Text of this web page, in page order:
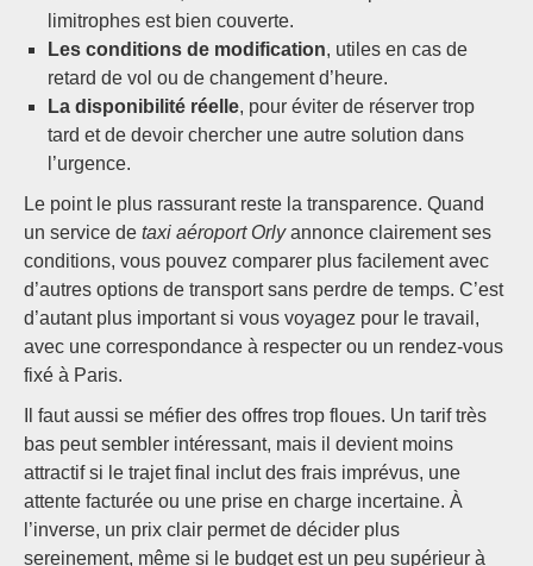
limitrophes est bien couverte.
Les conditions de modification, utiles en cas de
retard de vol ou de changement d’heure.
La disponibilité réelle, pour éviter de réserver trop
tard et de devoir chercher une autre solution dans
l’urgence.
Le point le plus rassurant reste la transparence. Quand
un service de taxi aéroport Orlyannonce clairement ses
conditions, vous pouvez comparer plus facilement avec
d’autres options de transport sans perdre de temps. C’est
d’autant plus important si vous voyagez pour le travail,
avec une correspondance à respecter ou un rendez-vous
fixé à Paris.
Il faut aussi se méfier des offres trop floues. Un tarif très
bas peut sembler intéressant, mais il devient moins
attractif si le trajet final inclut des frais imprévus, une
attente facturée ou une prise en charge incertaine. À
l’inverse, un prix clair permet de décider plus
sereinement, même si le budget est un peu supérieur à